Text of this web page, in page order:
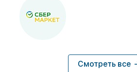
Смотреть все